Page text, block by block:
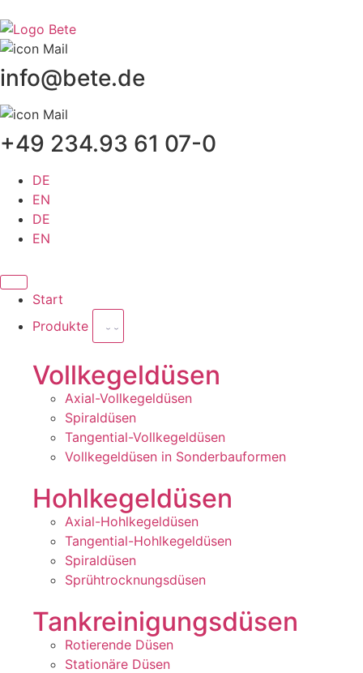
info@bete.de
+49 234.93 61 07-0
DE
EN
DE
EN
Start
Produkte
Vollkegeldüsen
Axial-Vollkegeldüsen
Spiraldüsen
Tangential-Vollkegeldüsen
Vollkegeldüsen in Sonderbauformen
Hohlkegeldüsen
Axial-Hohlkegeldüsen
Tangential-Hohlkegeldüsen
Spiraldüsen
Sprühtrocknungsdüsen
Tankreinigungsdüsen
Rotierende Düsen
Stationäre Düsen